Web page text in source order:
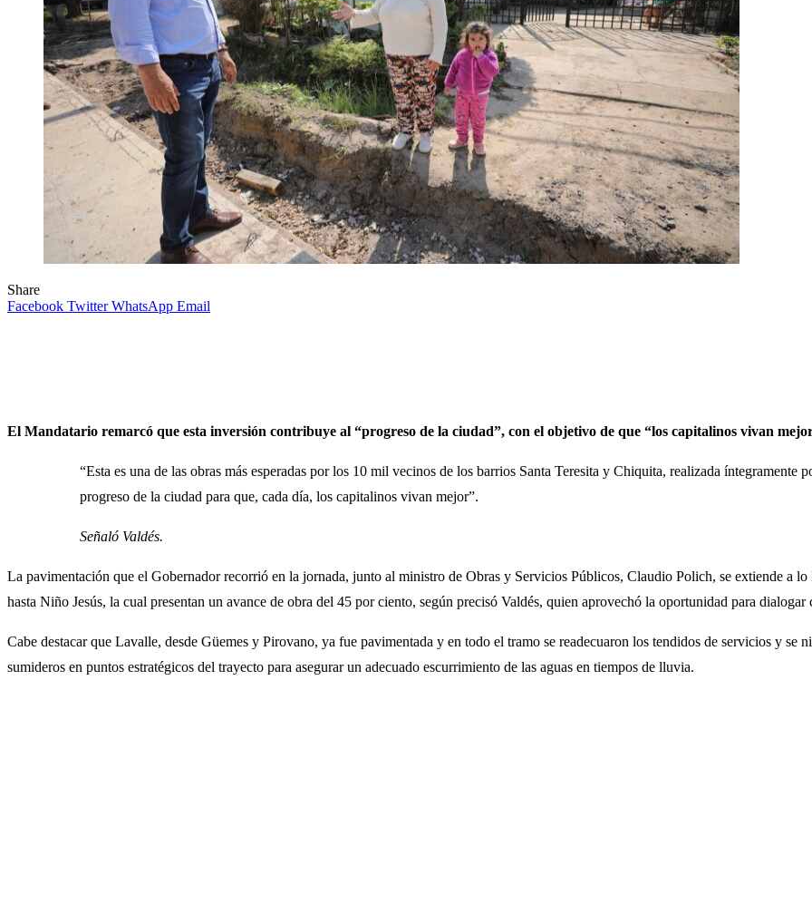
Share
Facebook Twitter WhatsApp Email
El Mandatario remarcó que esta inversión contribuye al “progreso de la ciudad”, con el objetivo de que “los capitalinos vivan
“Esta es una de las obras más esperadas por los 10 mil vecinos de los barrios Santa Teresita y Chiquita, realizada
progreso de la ciudad para que, cada día, los capitalinos vivan mejor”.
Señaló Valdés.
La pavimentación que el Gobernador recorrió en la jornada, junto al ministro de Obras y Servicios Públicos, Claudio Polich, se extiende a
hasta Niño Jesús, la cual presentan un avance de obra del 45 por ciento, según precisó Valdés, quien aprovechó la oportunidad para
Cabe destacar que Lavalle, desde Güemes y Pirovano, ya fue pavimentada y en todo el tramo se readecuaron los tendidos de servicios y se
sumideros en puntos estratégicos del trayecto para asegurar un adecuado escurrimiento de las aguas en tiempos de lluvia.